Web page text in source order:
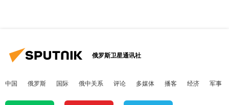
俄罗斯卫星通讯社
中国 俄罗斯 国际 俄中关系 评论 多媒体 播客 经济 军事